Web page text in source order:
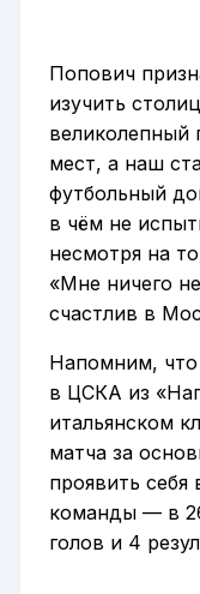
Попович
изучить
великолепный
мест, а наш
футбольный
в чём не
несмотря на
«Мне ничего
счастлив в
Напомним,
в ЦСКА из
итальянском
матча за
проявить
команды — в
голов и 4